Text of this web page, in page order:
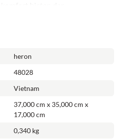
für Fahrradpendler*innen und
auf der Vorderseite ist
Fahrradpendelnde. Die
und Büroalltag. Diese Tasche
ausgerüstet.
Notebookfach für 13,3'' 33 x
im Hauptfach, Front-Tasche
heron
48028
Vietnam
37,000 cm x 35,000 cm x
17,000 cm
0,340 kg